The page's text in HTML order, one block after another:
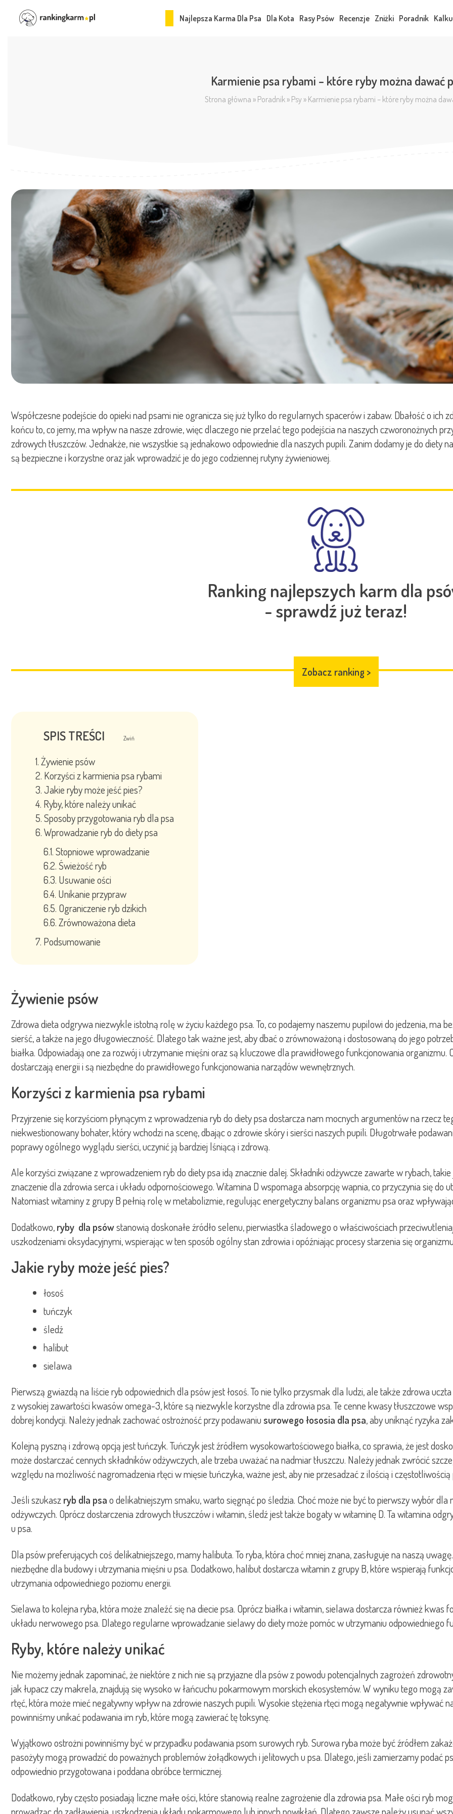
Najlepsza Karma Dla Psa Dla Kota Rasy Psów Recenzje Zniżki Poradnik
Karmienie psa rybami – które ryby można dawać
Strona główna » Poradnik» Psy» Karmienie psa rybami – które ryby można
Współczesne podejście do opieki nad psami nie ogranicza się już tylko do regularnych spacerów i zabaw. Dbałość o ich
końcu to, co jemy, ma wpływ na nasze zdrowie, więc dlaczego nie przelać tego podejścia na naszych czworonożnych
zdrowych tłuszczów. Jednakże, nie wszystkie są jednakowo odpowiednie dla naszych pupili. Zanim dodamy je do diety
są bezpieczne i korzystne oraz jak wprowadzić je do jego codziennej rutyny żywieniowej.
Ranking najlepszych karm dla
- sprawdź już teraz!
Zobacz ranking >
SPIS TREŚCI Zwiń
Żywienie psów
Korzyści z karmienia psa rybami
Jakie ryby może jeść pies?
Ryby, które należy unikać
Sposoby przygotowania ryb dla psa
Wprowadzanie ryb do diety psa
Stopniowe wprowadzanie
Świeżość ryb
Usuwanie ości
Unikanie przypraw
Ograniczenie ryb dzikich
Zrównoważona dieta
Podsumowanie
Żywienie psów
Zdrowa dieta odgrywa niezwykle istotną rolę w życiu każdego psa. To, co podajemy naszemu pupilowi do jedzenia, ma
sierść, a także na jego długowieczność. Dlatego tak ważne jest, aby dbać o zrównoważoną i dostosowaną do jego
białka. Odpowiadają one za rozwój i utrzymanie mięśni oraz są kluczowe dla prawidłowego funkcjonowania organizmu.
dostarczają energii i są niezbędne do prawidłowego funkcjonowania narządów wewnętrznych.
Korzyści z karmienia psa rybami
Przyjrzenie się korzyściom płynącym z wprowadzenia ryb do diety psa dostarcza nam mocnych argumentów na rzecz
niekwestionowany bohater, który wchodzi na scenę, dbając o zdrowie skóry i sierści naszych pupili. Długotrwałe
poprawy ogólnego wyglądu sierści, uczynić ją bardziej lśniącą i zdrową.
Ale korzyści związane z wprowadzeniem ryb do diety psa idą znacznie dalej. Składniki odżywcze zawarte w rybach,
znaczenie dla zdrowia serca i układu odpornościowego. Witamina D wspomaga absorpcję wapnia, co przyczynia się do
Natomiast witaminy z grupy B pełnią rolę w metabolizmie, regulując energetyczny balans organizmu psa oraz
Dodatkowo,ryby dla psówstanowią doskonałe źródło selenu, pierwiastka śladowego o właściwościach
uszkodzeniami oksydacyjnymi, wspierając w ten sposób ogólny stan zdrowia i opóźniając procesy starzenia się
Jakie ryby może jeść pies?
łosoś
tuńczyk
śledź
halibut
sielawa
Pierwszą gwiazdą na liście ryb odpowiednich dla psów jest łosoś. To nie tylko przysmak dla ludzi, ale także zdrowa
z wysokiej zawartości kwasów omega-3, które są niezwykle korzystne dla zdrowia psa. Te cenne kwasy tłuszczowe
dobrej kondycji. Należy jednak zachować ostrożność przy podawaniu surowego łososia dla psa, aby uniknąć ryzyka
Kolejną pyszną i zdrową opcją jest tuńczyk. Tuńczyk jest źródłem wysokowartościowego białka, co sprawia, że jest
może dostarczać cennych składników odżywczych, ale trzeba uważać na nadmiar tłuszczu. Należy jednak zwrócić
względu na możliwość nagromadzenia rtęci w mięsie tuńczyka, ważne jest, aby nie przesadzać z ilością i
Jeśli szukaszryb dla psao delikatniejszym smaku, warto sięgnąć po śledzia. Choć może nie być to pierwszy wybór
odżywczych. Oprócz dostarczenia zdrowych tłuszczów i witamin, śledź jest także bogaty w witaminę D. Ta witamina
u psa.
Dla psów preferujących coś delikatniejszego, mamy halibuta. To ryba, która choć mniej znana, zasługuje na naszą
niezbędne dla budowy i utrzymania mięśni u psa. Dodatkowo, halibut dostarcza witamin z grupy B, które wspierają
utrzymania odpowiedniego poziomu energii.
Sielawa to kolejna ryba, która może znaleźć się na diecie psa. Oprócz białka i witamin, sielawa dostarcza również kwas
układu nerwowego psa. Dlatego regularne wprowadzanie sielawy do diety może pomóc w utrzymaniu odpowiedniego
Ryby, które należy unikać
Nie możemy jednak zapominać, że niektóre z nich nie są przyjazne dla psów z powodu potencjalnych zagrożeń
jak łupacz czy makrela, znajdują się wysoko w łańcuchu pokarmowym morskich ekosystemów. W wyniku tego mogą
rtęć, która może mieć negatywny wpływ na zdrowie naszych pupili. Wysokie stężenia rtęci mogą negatywnie wpływać
powinniśmy unikać podawania im ryb, które mogą zawierać tę toksynę.
Wyjątkowo ostrożni powinniśmy być w przypadku podawania psom surowych ryb. Surowa ryba może być źródłem
pasożyty mogą prowadzić do poważnych problemów żołądkowych i jelitowych u psa. Dlatego, jeśli zamierzamy podać
odpowiednio przygotowana i poddana obróbce termicznej.
Dodatkowo, ryby często posiadają liczne małe ości, które stanowią realne zagrożenie dla zdrowia psa. Małe ości ryb
prowadząc do zadławienia, uszkodzenia układu pokarmowego lub innych powikłań. Dlatego zawsze należy usunąć